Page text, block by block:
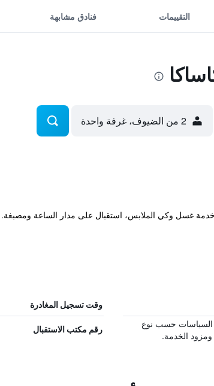
التقييمات فنادق مشابهة
2 من الضيوف، غرفة واحدة
وقت تسجيل المغادرة
حسب نوع
ومزود الخدمة.
رقم مكتب الاستقبال